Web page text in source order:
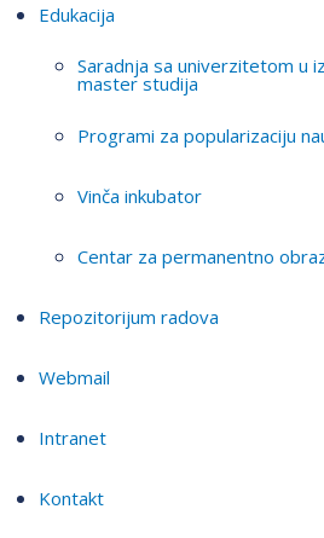
Edukacija
Saradnja sa univerzitetom u
master studija
Programi za popularizaciju
Vinča inkubator
Centar za permanentno
Repozitorijum radova
Webmail
Intranet
Kontakt